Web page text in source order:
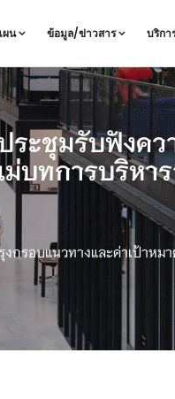
ผน ข้อมูล/ข่าวสาร บริกา
ระชุมรับฟังค
บทการบริหา
กรอบแนวทางและค่าเป้าห